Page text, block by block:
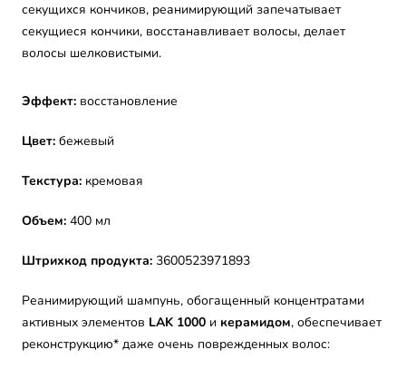
секущихся кончиков, реанимирующий запечатывает
секущиеся кончики, восстанавливает волосы, делает
волосы шелковистыми.
Эффект: восстановление
Цвет: бежевый
Текстура: кремовая
Объем: 400 мл
Штрихкод продукта: 3600523971893
Реанимирующий шампунь, обогащенный концентратами
активных элементов LAK 1000 и керамидом, обеспечивает
реконструкцию* даже очень поврежденных волос: